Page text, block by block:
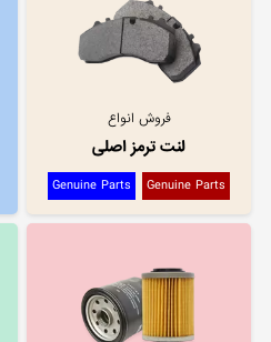
فروش انواع
لنت ترمز اصلی
Genuine Parts
Genuine Parts